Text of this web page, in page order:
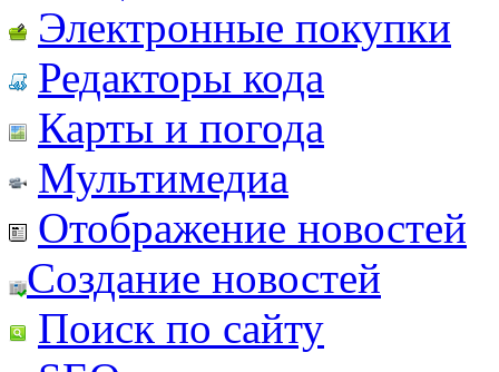
Электронные покупки
Редакторы кода
Карты и погода
Мультимедиа
Отображение новостей
Создание новостей
Поиск по сайту